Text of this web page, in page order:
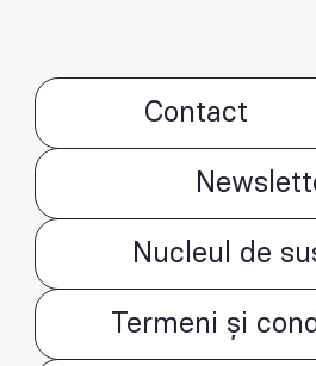
Contact
Nucleul de
Termeni și